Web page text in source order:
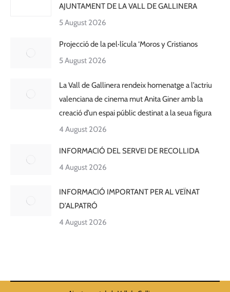
AJUNTAMENT DE LA VALL DE GALLINERA
5 August 2026
Projecció de la pel·lícula ‘Moros y Cristianos
5 August 2026
La Vall de Gallinera rendeix homenatge a l’actriu
valenciana de cinema mut Anita Giner amb la
creació d’un espai públic destinat a la seua figura
4 August 2026
INFORMACIÓ DEL SERVEI DE RECOLLIDA
4 August 2026
INFORMACIÓ IMPORTANT PER AL VEÏNAT
D’ALPATRÓ
4 August 2026